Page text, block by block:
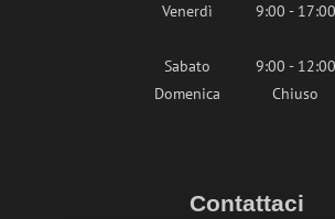
Venerdì
9:00 - 17:00
Sabato
9:00 - 12:00
Domenica
Chiuso
Contattaci